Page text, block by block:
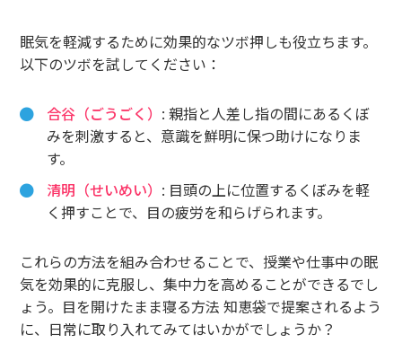
眠気を軽減するために効果的なツボ押しも役立ちます。
以下のツボを試してください：
合谷（ごうごく） : 親指と人差し指の間にあるくぼ
みを刺激すると、意識を鮮明に保つ助けになりま
す。
清明（せいめい） : 目頭の上に位置するくぼみを軽
く押すことで、目の疲労を和らげられます。
これらの方法を組み合わせることで、授業や仕事中の眠
気を効果的に克服し、集中力を高めることができるでし
ょう。目を開けたまま寝る方法 知恵袋で提案されるよう
に、日常に取り入れてみてはいかがでしょうか？